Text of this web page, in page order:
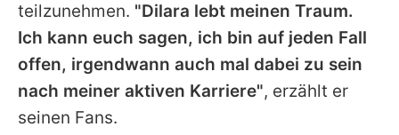
teilzunehmen. "Dilara lebt meinen Traum.
Ich kann euch sagen, ich bin auf jeden Fall
offen, irgendwann auch mal dabei zu sein
nach meiner aktiven Karriere", erzählt er
seinen Fans.